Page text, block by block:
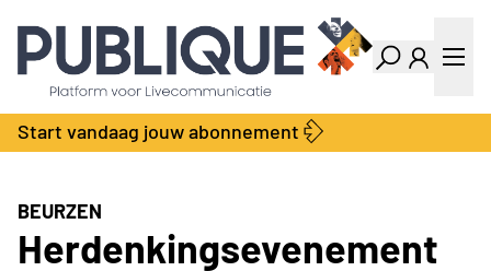
Industry Dashboard
Vacatures
Kalender
Producten
Bedrijvengids
Locatie Finder
Contact
Over ons
Adverteren
Start vandaag jouw abonnement
BEURZEN
Herdenkingsevenement